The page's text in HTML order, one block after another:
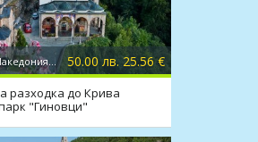
Източна Македония, Крива Паланка 50.00 лв. 25.56 €
разходка до Крива
"Гиновци"